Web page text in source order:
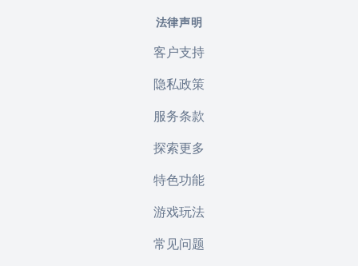
法律声明
客户支持
隐私政策
服务条款
探索更多
特色功能
游戏玩法
常见问题